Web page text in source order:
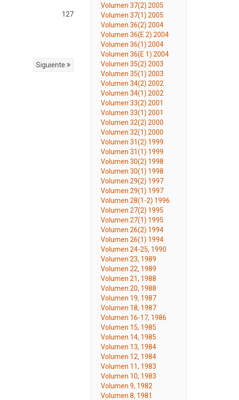
127
Siguiente
Volumen 37(2) 2005
Volumen 37(1) 2005
Volumen 36(2) 2004
Volumen 36(E 2) 2004
Volumen 36(1) 2004
Volumen 36(E 1) 2004
Volumen 35(2) 2003
Volumen 35(1) 2003
Volumen 34(2) 2002
Volumen 34(1) 2002
Volumen 33(2) 2001
Volumen 33(1) 2001
Volumen 32(2) 2000
Volumen 32(1) 2000
Volumen 31(2) 1999
Volumen 31(1) 1999
Volumen 30(2) 1998
Volumen 30(1) 1998
Volumen 29(2) 1997
Volumen 29(1) 1997
Volumen 28(1-2) 1996
Volumen 27(2) 1995
Volumen 27(1) 1995
Volumen 26(2) 1994
Volumen 26(1) 1994
Volumen 24-25, 1990
Volumen 23, 1989
Volumen 22, 1989
Volumen 21, 1988
Volumen 20, 1988
Volumen 19, 1987
Volumen 18, 1987
Volumen 16-17, 1986
Volumen 15, 1985
Volumen 14, 1985
Volumen 13, 1984
Volumen 12, 1984
Volumen 11, 1983
Volumen 10, 1983
Volumen 9, 1982
Volumen 8, 1981